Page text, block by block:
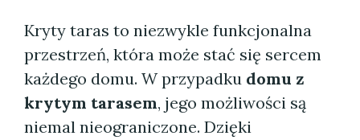
Kryty taras to niezwykle funkcjonalna
przestrzeń, która może stać się sercem
każdego domu. W przypadku domu z
krytym tarasem, jego możliwości są
niemal nieograniczone. Dzięki